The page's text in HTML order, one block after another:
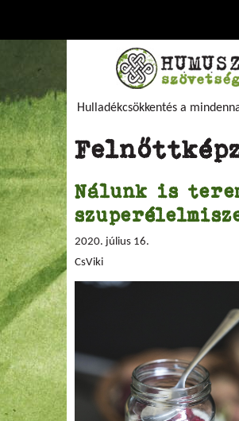
Hulladékcsökkentés a
Nálunk is
2020. július 16.
CsViki